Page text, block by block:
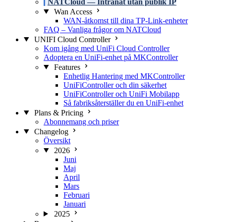
Wan Access
WAN-åtkomst till dina TP-Link-enheter
FAQ – Vanliga frågor om NATCloud
UNIFI Cloud Controller
Kom igång med UniFi Cloud Controller
Adoptera en UniFi-enhet på MKController
Features
Enhetlig Hantering med MKController
UniFiController och din säkerhet
UniFiController och UniFi Mobilapp
Så fabriksåterställer du en UniFi-enhet
Plans & Pricing
Abonnemang och priser
Changelog
Översikt
2026
Juni
Maj
April
Mars
Februari
Januari
2025